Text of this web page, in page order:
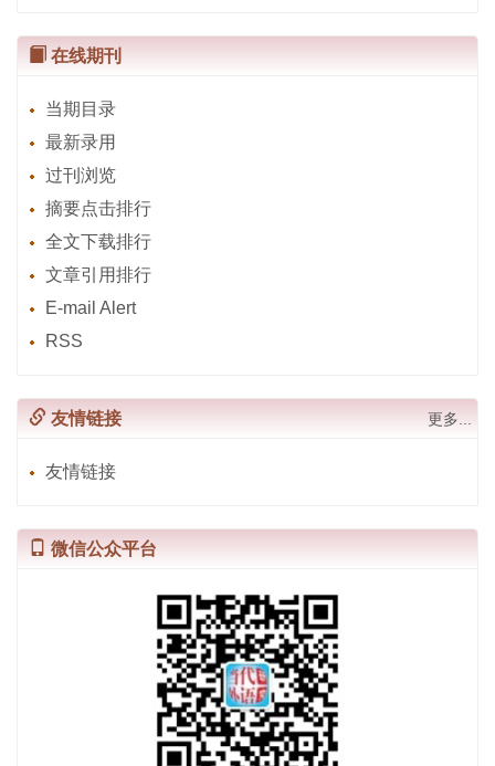
在线期刊
当期目录
最新录用
过刊浏览
摘要点击排行
全文下载排行
文章引用排行
E-mail Alert
RSS
友情链接 更多...
友情链接
微信公众平台